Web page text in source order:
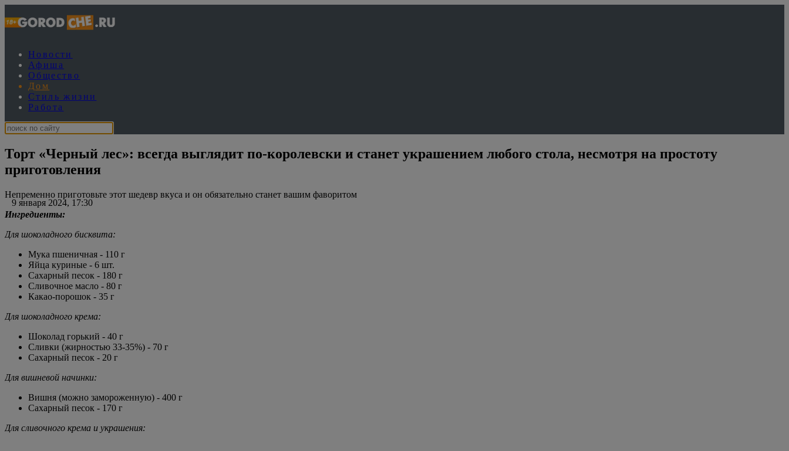
Новости
Афиша
Общество
Дом
Стиль жизни
Работа
Торт «Черный лес»: всегда выглядит по-королевски и станет украшением любого стола, несмотря на простоту
приготовления
9 января 2024, 17:30
Непременно приготовьте этот шедевр вкуса и он обязательно станет вашим фаворитом
Ингредиенты:
Для шоколадного бисквита:
Мука пшеничная - 110 г
Яйца куриные - 6 шт.
Сахарный песок - 180 г
Сливочное масло - 80 г
Какао-порошок - 35 г
Для шоколадного крема:
Шоколад горький - 40 г
Сливки (жирностью 33-35%) - 70 г
Сахарный песок - 20 г
Для вишневой начинки:
Вишня (можно замороженную) - 400 г
Сахарный песок - 170 г
Для сливочного крема и украшения: